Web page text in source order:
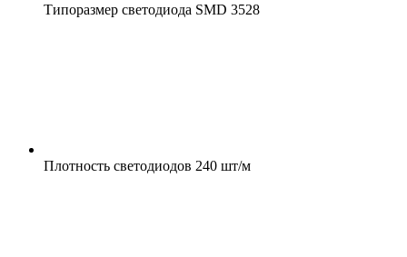
Типоразмер светодиода SMD 3528
Плотность светодиодов 240 шт/м